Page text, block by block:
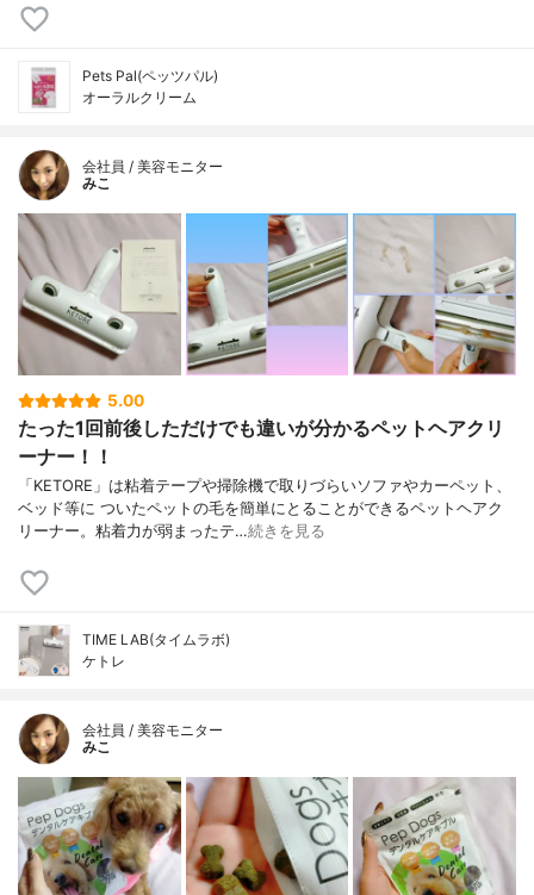
Pets Pal(ペッツパル)
オーラルクリーム
会社員 / 美容モニター
みこ
5.00
たった1回前後しただけでも違いが分かるペットヘアクリ
ーナー！！
「KETORE」は粘着テープや掃除機で取りづらいソファやカーペット、
ベッド等に ついたペットの毛を簡単にとることができるペットヘアク
リーナー。粘着力が弱まったテ…続きを見る
TIME LAB(タイムラボ)
ケトレ
会社員 / 美容モニター
みこ